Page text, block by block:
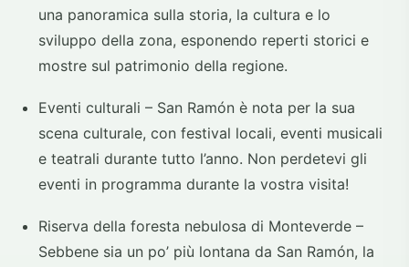
una panoramica sulla storia, la cultura e lo
sviluppo della zona, esponendo reperti storici e
mostre sul patrimonio della regione.
Eventi culturali – San Ramón è nota per la sua
scena culturale, con festival locali, eventi musicali
e teatrali durante tutto l’anno. Non perdetevi gli
eventi in programma durante la vostra visita!
Riserva della foresta nebulosa di Monteverde –
Sebbene sia un po’ più lontana da San Ramón, la